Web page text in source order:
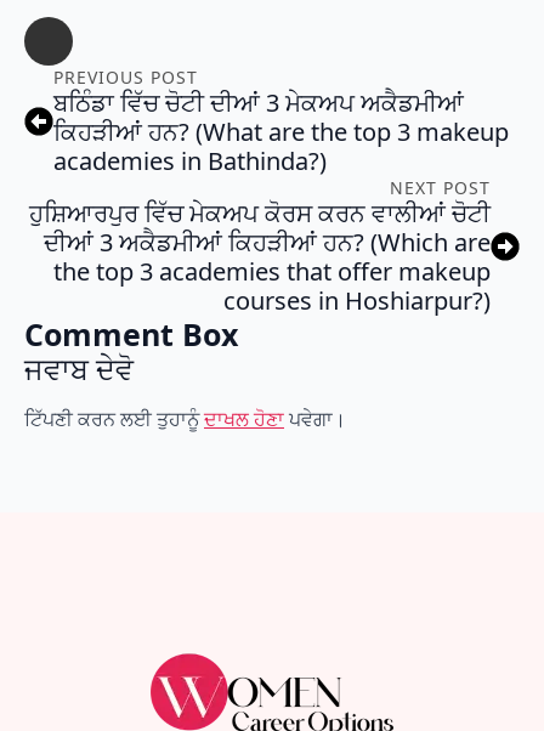
PREVIOUS POST
ਬਠਿੰਡਾ ਵਿੱਚ ਚੋਟੀ ਦੀਆਂ 3 ਮੇਕਅਪ ਅਕੈਡਮੀਆਂ
ਕਿਹੜੀਆਂ ਹਨ? (What are the top 3 makeup
academies in Bathinda?)
NEXT POST
ਹੁਸ਼ਿਆਰਪੁਰ ਵਿੱਚ ਮੇਕਅਪ ਕੋਰਸ ਕਰਨ ਵਾਲੀਆਂ ਚੋਟੀ
ਦੀਆਂ 3 ਅਕੈਡਮੀਆਂ ਕਿਹੜੀਆਂ ਹਨ? (Which are
the top 3 academies that offer makeup
courses in Hoshiarpur?)
Comment Box
ਜਵਾਬ ਦੇਵੋ
ਟਿੱਪਣੀ ਕਰਨ ਲਈ ਤੁਹਾਨੂੰਦਾਖਲ ਹੋਣਾਪਵੇਗਾ।